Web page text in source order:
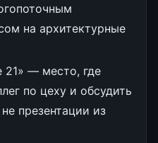
на архитектурные
21» — место, где
по цеху и обсудить
презентации из